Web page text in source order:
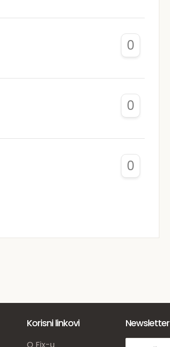
0
0
0
Korisni linkovi
O Fix-u
Newsletter